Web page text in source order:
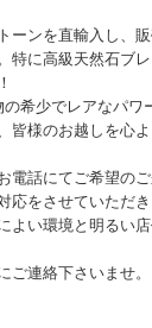
ーンを直輸入し、
特に高級天然石ブ
希少でレアなパワ
皆様のお越しを心
電話にてご希望の
応をさせていただき
よい環境と明るい
ご連絡下さいませ。